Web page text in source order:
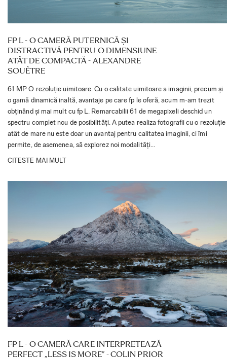
FP L - O CAMERĂ PUTERNICĂ ȘI
DISTRACTIVĂ PENTRU O DIMENSIUNE
ATÂT DE COMPACTĂ - ALEXANDRE
SOUÊTRE
61 MP O rezoluție uimitoare. Cu o calitate uimitoare a imaginii, precum și
o gamă dinamică inaltă, avantaje pe care fp le oferă, acum m-am trezit
obținând și mai mult cu fp L. Remarcabilii 61 de megapixeli deschid un
spectru complet nou de posibilități. A putea realiza fotografii cu o rezoluție
atât de mare nu este doar un avantaj pentru calitatea imaginii, ci îmi
permite, de asemenea, să explorez noi modalități...
CITESTE MAI MULT
FP L - O CAMERĂ CARE INTERPRETEAZĂ
PERFECT „LESS IS MORE” - COLIN PRIOR